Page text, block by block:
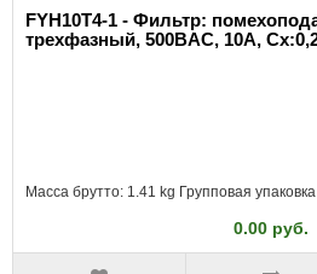
FYH10T4-1 - Фильтр:
трехфазный, 500ВAC, 10А,
Масса брутто: 1.41 kg Групповая
0.00 руб.